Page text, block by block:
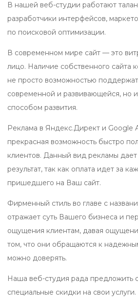
В нашей веб-студии работают
разработчики интерфейсов,
по поисковой оптимизации.
В современном мире сайт — это
лицо. Наличие собственного сайта
не просто возможностью
современной и развивающейся, но
способом развития.
Реклама в Яндекс.Директ и Google
прекрасная возможность быстро
клиентов. Данный вид рекламы
результат, так как оплата идет за
пришедшего на Ваш сайт.
Фирменный стиль во главе с
отражает суть Вашего бизнеса и
ощущения клиентам, давая
том, что они обращаются к
можно доверять.
Наша веб-студия рада предложить
специальные скидки на свои